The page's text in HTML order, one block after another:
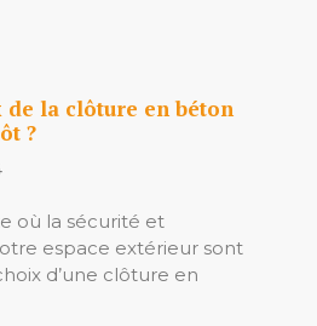
de la clôture en béton
?
où la sécurité et
espace extérieur sont
d’une clôture en